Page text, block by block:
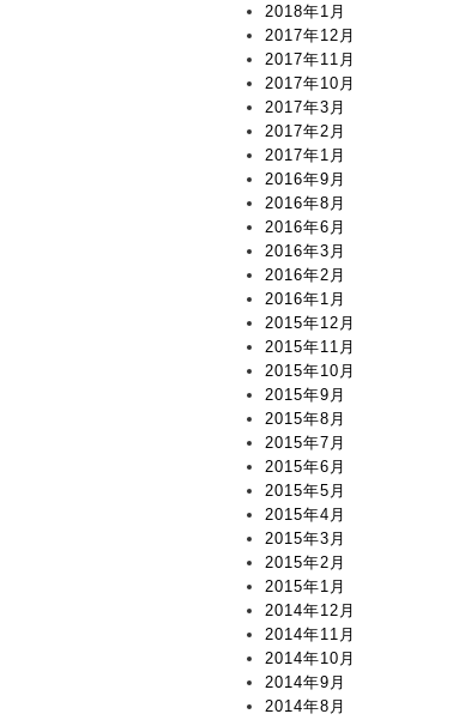
2018年1月
2017年12月
2017年11月
2017年10月
2017年3月
2017年2月
2017年1月
2016年9月
2016年8月
2016年6月
2016年3月
2016年2月
2016年1月
2015年12月
2015年11月
2015年10月
2015年9月
2015年8月
2015年7月
2015年6月
2015年5月
2015年4月
2015年3月
2015年2月
2015年1月
2014年12月
2014年11月
2014年10月
2014年9月
2014年8月